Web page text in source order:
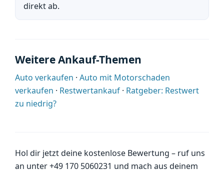
direkt ab.
Weitere Ankauf-Themen
Auto verkaufen · Auto mit Motorschaden
verkaufen · Restwertankauf · Ratgeber: Restwert
zu niedrig?
Hol dir jetzt deine kostenlose Bewertung – ruf uns
an unter +49 170 5060231 und mach aus deinem